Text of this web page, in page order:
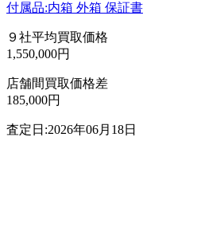
付属品:内箱 外箱 保証書
９社平均買取価格
1,550,000円
店舗間買取価格差
185,000円
査定日:2026年06月18日